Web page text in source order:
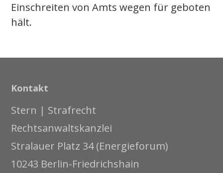
Einschreiten von Amts wegen für geboten
hält.
Kontakt
Stern | Strafrecht
Rechtsanwaltskanzlei
Stralauer Platz 34 (Energieforum)
10243 Berlin-Friedrichshain